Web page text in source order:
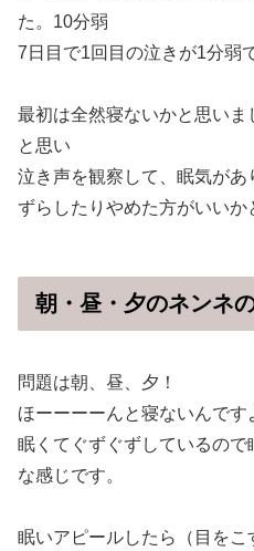
た。10分弱
7日目で1回目の泣きが1分弱
最初は全然寝ないかと思いま
と思い
泣き声を観察して、眠気が
ずらしたりやめた方がいいか
朝・昼・夕のネンネ
問題は朝、昼、夕！
ほーーーーんと寝ないんです
眠くてぐずぐずしているの
な感じです。
眠いアピールしたら（目を